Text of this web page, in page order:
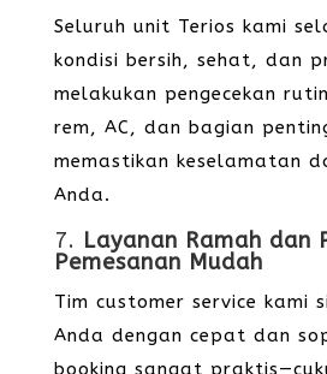
Seluruh unit Terios kami
kondisi bersih, sehat, dan
melakukan pengecekan
rem, AC, dan bagian
memastikan keselamatan
Anda.
7. Layanan Ramah dan
Pemesanan Mudah
Tim customer service kami
Anda dengan cepat dan
booking sangat